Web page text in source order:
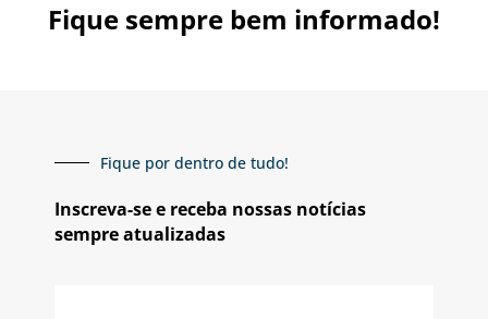
Fique sempre bem informado!
Fique por dentro de tudo!
Inscreva-se e receba nossas notícias
sempre atualizadas